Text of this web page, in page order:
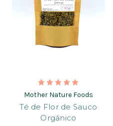
Mother Nature Foods
Té de Flor de Sauco
Orgánico